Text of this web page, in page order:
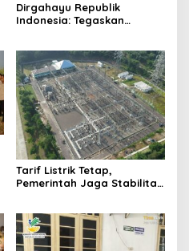
Dirgahayu Republik
Indonesia: Tegaskan
Nasional
Tarif Listrik Tetap,
Pemerintah Jaga Stabilitas